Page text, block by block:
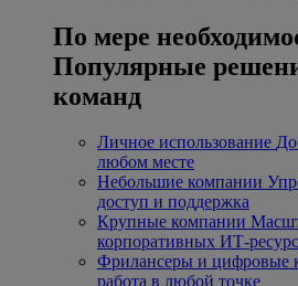
По мере
Популярные
команд
Личное использование
любом месте
Небольшие компании
доступ и поддержка
Крупные компании
корпоративных ИТ-
Фрилансеры и цифровые
работа в любой точке